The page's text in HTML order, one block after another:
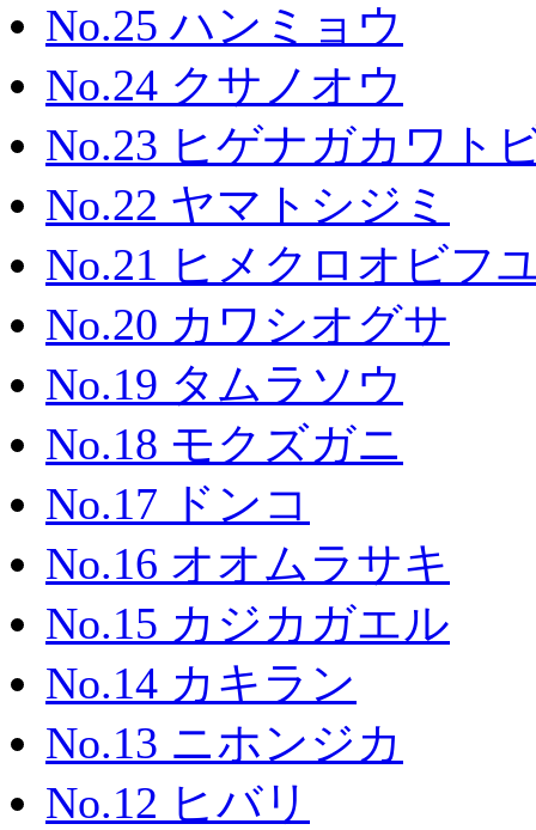
No.25 ハンミョウ
No.24 クサノオウ
No.23 ヒゲナガカワト
No.22 ヤマトシジミ
No.21 ヒメクロオビフ
No.20 カワシオグサ
No.19 タムラソウ
No.18 モクズガニ
No.17 ドンコ
No.16 オオムラサキ
No.15 カジカガエル
No.14 カキラン
No.13 ニホンジカ
No.12 ヒバリ